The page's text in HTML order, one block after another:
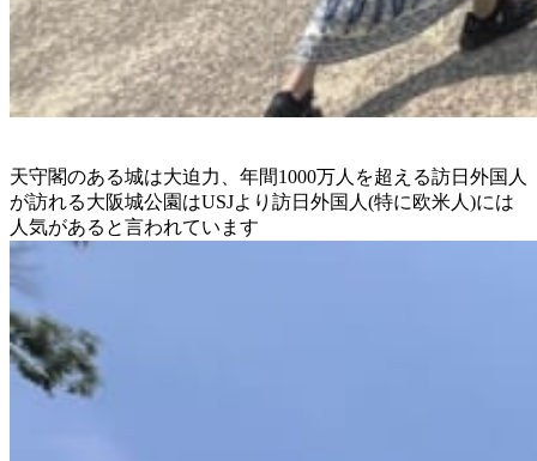
天守閣のある城は大迫力、年間1000万人を超える訪日外国人
が訪れる大阪城公園はUSJより訪日外国人(特に欧米人)には
人気があると言われています